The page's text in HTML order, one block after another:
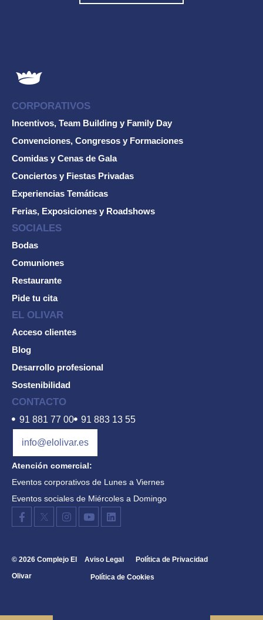
CORPORATIVOS
Incentivos, Team Building y Family Day
Convenciones, Congresos y Formaciones
Comidas y Cenas de Gala
Conciertos y Fiestas Privadas
Experiencias Temáticas
Ferias, Exposiciones y Roadshows
SOCIALES
Bodas
Comuniones
Restaurante
Pide tu cita
EL OLIVAR
Acceso clientes
Blog
Desarrollo profesional
Sostenibilidad
CONTACTO
91 881 77 00 91 883 13 55
info@elolivar.es
Atención comercial:
Eventos corporativos de Lunes a Viernes
Eventos sociales de Miércoles a Domingo
© 2026 Complejo El
Olivar
Aviso Legal Política de Privacidad
Política de Cookies